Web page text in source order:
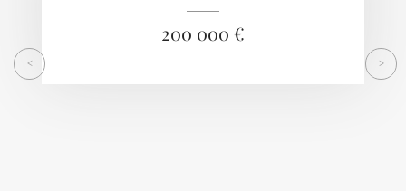
200 000 €
< >